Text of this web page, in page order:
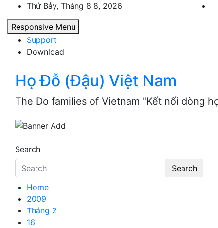
content
Thứ Bảy, Tháng 8 8, 2026
Responsive Menu
Support
Download
Họ Đỗ (Đậu) Việt Nam
The Do families of Vietnam "Kết nối dòng
Search
Search
Home
2009
Tháng 2
16